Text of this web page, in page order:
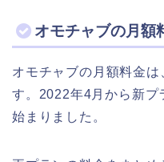
オモチャブの月額
オモチャブの月額料金
す。2022年4月から新プ
始まりました。